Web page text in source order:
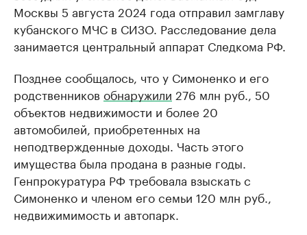
Москвы 5 августа 2024 года отправил замглаву
кубанского МЧС в СИЗО. Расследование дела
занимается центральный аппарат Следкома РФ.
Позднее сообщалось, что у Симоненко и его
родственников обнаружили 276 млн руб., 50
объектов недвижимости и более 20
автомобилей, приобретенных на
неподтвержденные доходы. Часть этого
имущества была продана в разные годы.
Генпрокуратура РФ требовала взыскать с
Симоненко и членом его семьи 120 млн руб.,
недвижимимость и автопарк.